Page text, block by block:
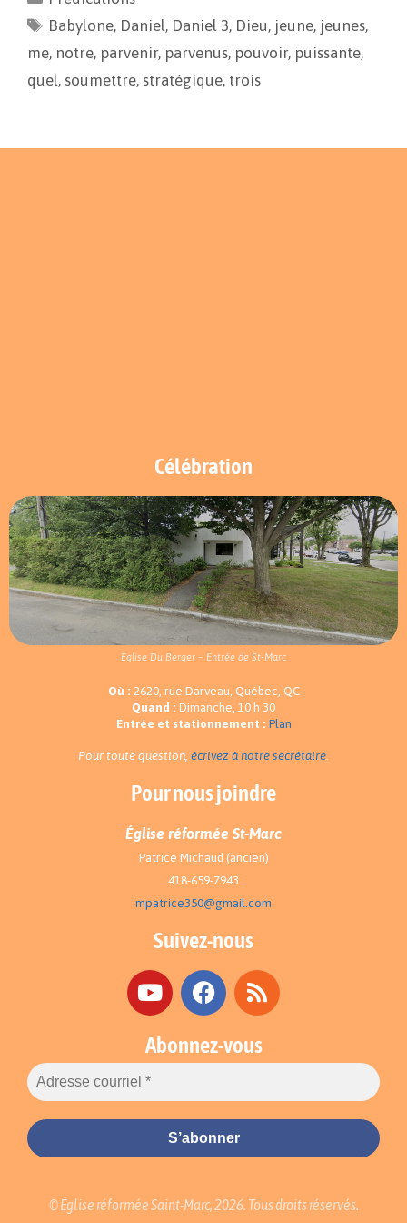
b
o
l
L
i
a
g
Babylone, Daniel, Daniel 3, Dieu, jeune, jeunes,
me, notre, parvenir, parvenus, pouvoir, puissante,
quel, soumettre, stratégique, trois
Célébration
Église Du Berger – Entrée de St-Marc
Où : 2620, rue Darveau, Québec, QC
Quand : Dimanche, 10 h 30
Entrée et stationnement : Plan
Pour toute question, écrivez à notre secrétaire.
Pour nous joindre
Église réformée St-Marc
Patrice Michaud (ancien)
418-659-7943
mpatrice350@gmail.com
Suivez-nous
Abonnez-vous
© Église réformée Saint-Marc, 2026. Tous droits réservés.